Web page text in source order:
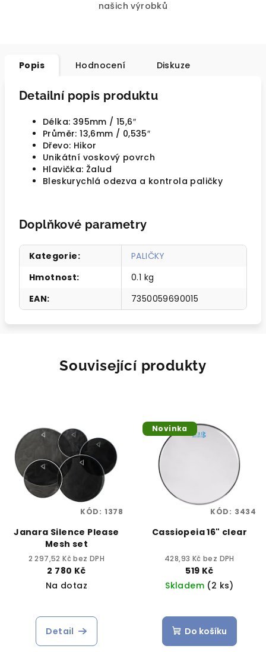
našich výrobků
Popis Hodnocení Diskuze
Detailní popis produktu
Délka: 395mm / 15,6″
Průměr:13,6mm / 0,535″
Dřevo: Hikor
Unikátní voskový povrch
Hlavička: Žalud
Bleskurychlá odezva a kontrola paličky
Doplňkové parametry
Kategorie:
PALIČKY
Hmotnost:
0.1 kg
EAN: 7350059690015
Související produkty
Janara Silence Please
Mesh set
2 297,52 Kč bez DPH
2 780 Kč
Na dotaz
Detail
KÓD: 1378
Novinka
Cassiopeia 16" clear
428,93 Kč bez DPH
519 Kč
Skladem (2 ks)
Do košíku
KÓD: 3434